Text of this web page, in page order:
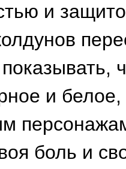
и
и
боль и